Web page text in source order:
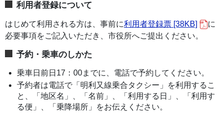
利用者登録について
はじめて利用される方は、事前に利用者登録票 [38KB]
に
必要事項をご記入いただき、市役所へご提出ください。
予約・乗車のしかた
乗車日前日17：00までに、電話で予約してください。
予約者は電話で「明利又線乗合タクシー」を利用するこ
と、「地区名」、「名前」、「利用する日」、「利用す
る便」、「乗降場所」をお伝えください。